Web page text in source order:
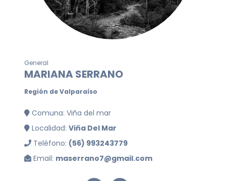
General
MARIANA SERRANO
Región de Valparaíso
Comuna: Viña del mar
Localidad: Viña Del Mar
Teléfono: (56) 993243779
Email: maserrano7@gmail.com